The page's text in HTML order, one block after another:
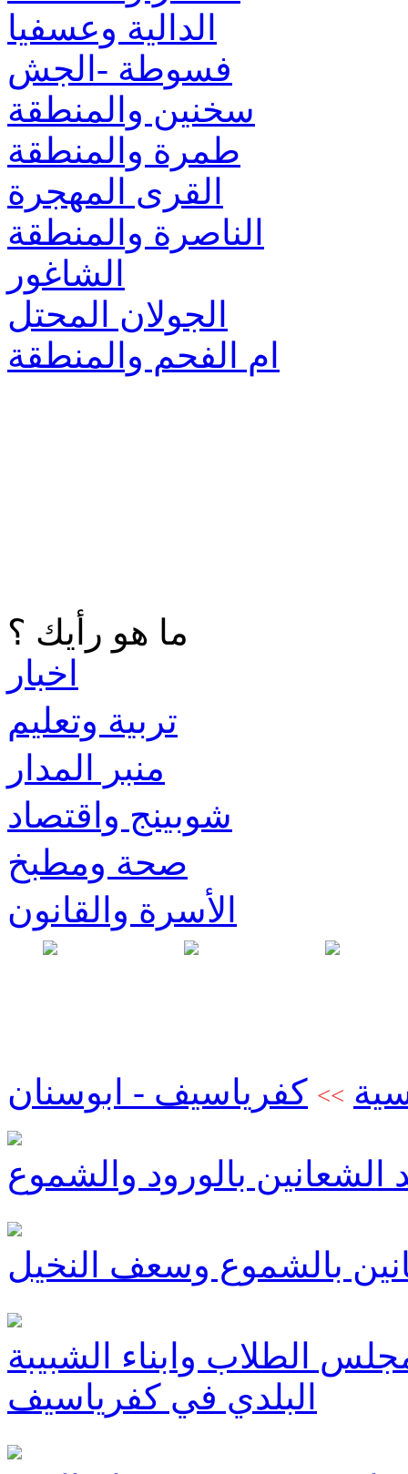
الدالية وعسفيا
فسوطة -الجش
سخنين والمنطقة
طمرة والمنطقة
القرى المهجرة
الناصرة والمنطقة
الشاغور
الجولان المحتل
ام الفحم والمنطقة
ما هو رأيك ؟
اخبار
تربية وتعليم
منبر المدار
شوبينج واقتصاد
صحة ومطبخ
الأسرة والقانون
>> كفرياسيف - ابوسنان
بالورود والشموع
بالشموع وسعف النخيل
الطلاب وابناء الشبيبة
البلدي في كفرياسيف